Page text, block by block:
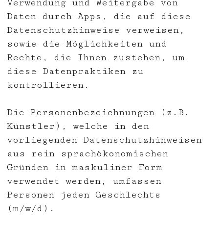
Verwendung und Weitergabe von
Daten durch Apps, die auf diese
Datenschutzhinweise verweisen,
sowie die Möglichkeiten und
Rechte, die Ihnen zustehen, um
diese Datenpraktiken zu
kontrollieren.
Die Personenbezeichnungen (z.B.
Künstler), welche in den
vorliegenden Datenschutzhinweisen
aus rein sprachökonomischen
Gründen in maskuliner Form
verwendet werden, umfassen
Personen jeden Geschlechts
(m/w/d).